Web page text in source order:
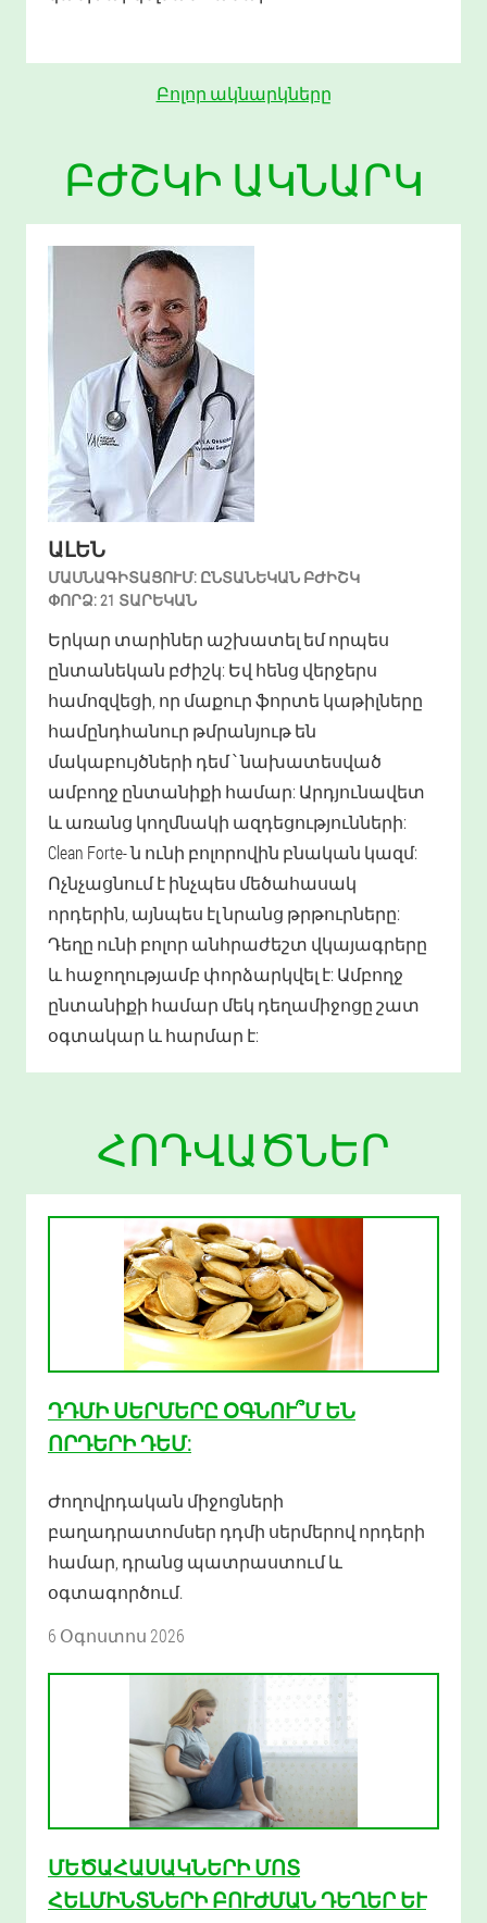
Բոլոր ակնարկները
ԲԺՇԿԻ ԱԿՆԱՐԿ
ԱԼԵՆ
ՄԱՍՆԱԳԻՏԱՑՈՒՄ: ԸՆՏԱՆԵԿԱՆ ԲԺԻՇԿ
ՓՈՐՁ:21 ՏԱՐԵԿԱՆ
Երկար տարիներ աշխատել եմ որպես
ընտանեկան բժիշկ: Եվ հենց վերջերս
համոզվեցի, որ մաքուր ֆորտե կաթիլները
համընդհանուր թմրանյութ են
մակաբույծների դեմ ՝ նախատեսված
ամբողջ ընտանիքի համար: Արդյունավետ
և առանց կողմնակի ազդեցությունների:
Clean Forte- ն ունի բոլորովին բնական կազմ:
Ոչնչացնում է ինչպես մեծահասակ
որդերին, այնպես էլ նրանց թրթուրները:
Դեղը ունի բոլոր անհրաժեշտ վկայագրերը
և հաջողությամբ փորձարկվել է: Ամբողջ
ընտանիքի համար մեկ դեղամիջոցը շատ
օգտակար և հարմար է:
ՀՈԴՎԱԾՆԵՐ
ԴԴՄԻ ՍԵՐՄԵՐԸ ՕԳՆՈՒ՞Մ ԵՆ
ՈՐԴԵՐԻ ԴԵՄ:
Ժողովրդական միջոցների
բաղադրատոմսեր դդմի սերմերով որդերի
համար, դրանց պատրաստում և
օգտագործում.
6 Օգոստոս 2026
ՄԵԾԱՀԱՍԱԿՆԵՐԻ ՄՈՏ
ՀԵԼՄԻՆՏՆԵՐԻ ԲՈՒԺՄԱՆ ԴԵՂԵՐ ԵՒ Ժ